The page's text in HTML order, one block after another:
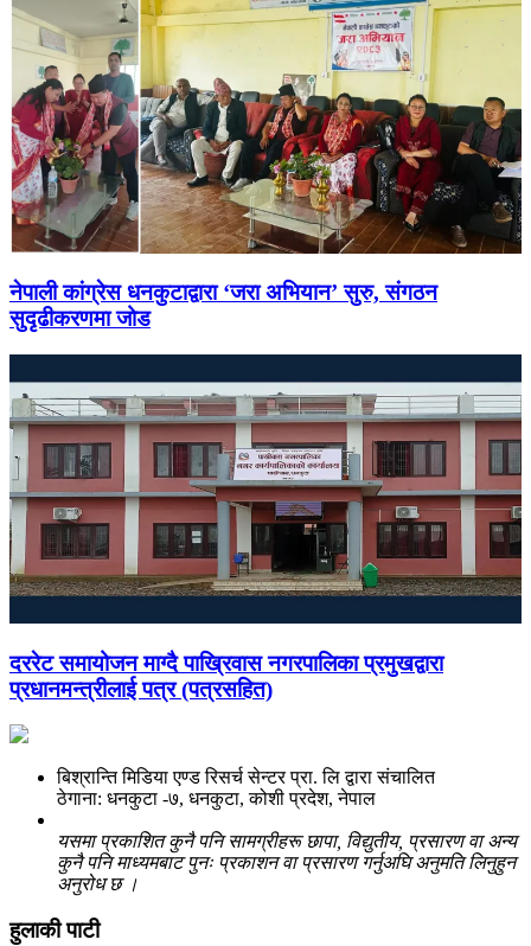
नेपाली कांग्रेस धनकुटाद्वारा ‘जरा अभियान’ सुरु, संगठन
सुदृढीकरणमा जोड
दररेट समायोजन माग्दै पाख्रिवास नगरपालिका प्रमुखद्वारा
प्रधानमन्त्रीलाई पत्र (पत्रसहित)
बिश्रान्ति मिडिया एण्ड रिसर्च सेन्टर प्रा. लि द्वारा संचालित
ठेगाना: धनकुटा -७, धनकुटा, कोशी प्रदेश, नेपाल
यसमा प्रकाशित कुनै पनि सामग्रीहरू छापा, विद्युतीय, प्रसारण वा अन्य
कुनै पनि माध्यमबाट पुनः प्रकाशन वा प्रसारण गर्नुअघि अनुमति लिनुहुन
अनुरोध छ ।
हुलाकी पाटी